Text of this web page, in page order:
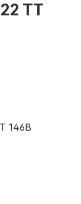
TT